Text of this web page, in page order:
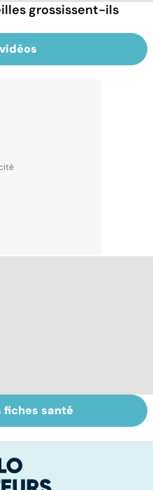
grossissent-ils
Don de gamètes :
le pour et le
levée de
l'anonymat
fiches santé